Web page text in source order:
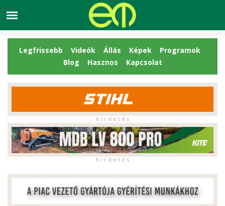
Legfrissebb Videók Állás Képek
Programok
Blog
Hasznos Kapcsolat
h i r d e t é s
h i r d e t é s